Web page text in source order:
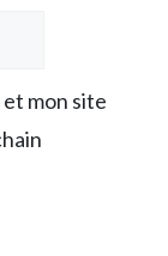
mon site